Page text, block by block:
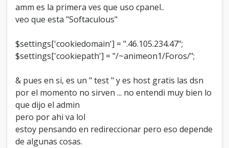
amm es la primera ves que uso cpanel..
veo que esta "Softaculous"
$settings['cookiedomain'] = ".46.105.234.47";
$settings['cookiepath'] = "/~animeon1/Foros/";
& pues en si, es un " test " y es host gratis las dsn
por el momento no sirven ... no entendi muy bien lo
que dijo el admin
pero por ahi va lol
estoy pensando en redireccionar pero eso depende
de algunas cosas.